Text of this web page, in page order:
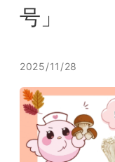
号」
2025/11/28